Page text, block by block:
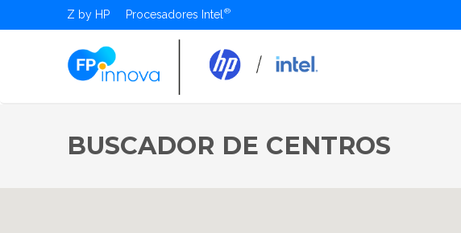
Z by HP Procesadores Intel
BUSCADOR DE CENTROS